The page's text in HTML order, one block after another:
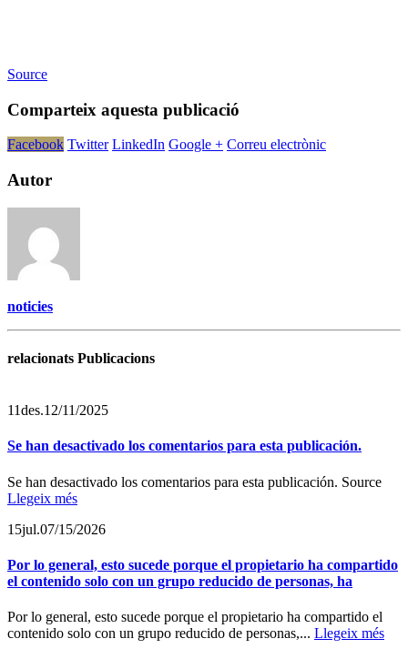
Source
Comparteix aquesta publicació
Facebook Twitter LinkedIn Google + Correu electrònic
Autor
noticies
relacionats Publicacions
11des.12/11/2025
Se han desactivado los comentarios para esta publicación.
Se han desactivado los comentarios para esta publicación. Source
Llegeix més
15jul.07/15/2026
Por lo general, esto sucede porque el propietario ha compartido
el contenido solo con un grupo reducido de personas, ha
Por lo general, esto sucede porque el propietario ha compartido el
contenido solo con un grupo reducido de personas,... Llegeix més